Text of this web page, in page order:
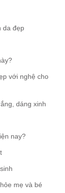
da đẹp
với nghệ cho
dáng xinh
nay?
mẹ và bé